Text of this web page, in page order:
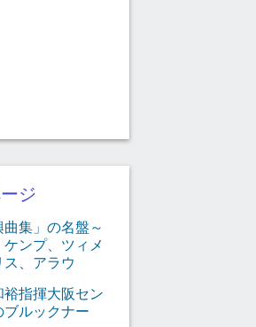
ジ
集」の名盤～
ンプ、ツィメ
、アラウ
指揮大阪セン
ルックナー